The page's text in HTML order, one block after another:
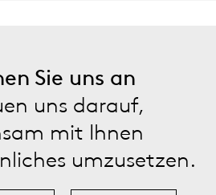
Sie uns an
uns darauf,
mit Ihnen
umzusetzen.